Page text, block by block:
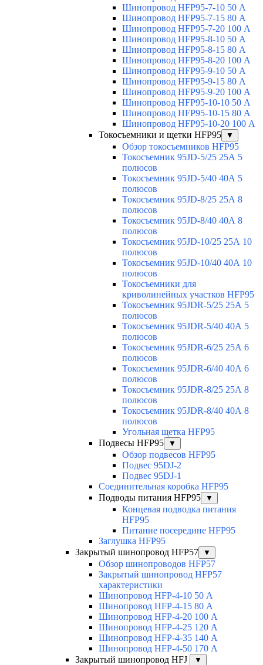
Шинопровод HFP95-7-10 50 А
Шинопровод HFP95-7-15 80 А
Шинопровод HFP95-7-20 100 А
Шинопровод HFP95-8-10 50 А
Шинопровод HFP95-8-15 80 А
Шинопровод HFP95-8-20 100 А
Шинопровод HFP95-9-10 50 А
Шинопровод HFP95-9-15 80 А
Шинопровод HFP95-9-20 100 А
Шинопровод HFP95-10-10 50 А
Шинопровод HFP95-10-15 80 А
Шинопровод HFP95-10-20 100 А
Токосъемники и щетки HFP95
▼
Обзор токосъемников HFP95
Токосъемник 95JD-5/25 25А 5
полюсов
Токосъемник 95JD-5/40 40А 5
полюсов
Токосъемник 95JD-8/25 25А 8
полюсов
Токосъемник 95JD-8/40 40А 8
полюсов
Токосъемник 95JD-10/25 25А 10
полюсов
Токосъемник 95JD-10/40 40А 10
полюсов
Токосъемники для
криволинейных участков HFP95
Токосъемник 95JDR-5/25 25А 5
полюсов
Токосъемник 95JDR-5/40 40А 5
полюсов
Токосъемник 95JDR-6/25 25А 6
полюсов
Токосъемник 95JDR-6/40 40А 6
полюсов
Токосъемник 95JDR-8/25 25А 8
полюсов
Токосъемник 95JDR-8/40 40А 8
полюсов
Угольная щетка HFP95
Подвесы HFP95
▼
Обзор подвесов HFP95
Подвес 95DJ-2
Подвес 95DJ-1
Соединительная коробка HFP95
Подводы питания HFP95
▼
Концевая подводка питания
HFP95
Питание посередине HFP95
Заглушка HFP95
Закрытый шинопровод HFP57
▼
Обзор шинопроводов HFP57
Закрытый шинопровод HFP57
характеристики
Шинопровод HFP-4-10 50 А
Шинопровод HFP-4-15 80 А
Шинопровод HFP-4-20 100 А
Шинопровод HFP-4-25 120 А
Шинопровод HFP-4-35 140 А
Шинопровод HFP-4-50 170 А
Закрытый шинопровод HFJ
▼